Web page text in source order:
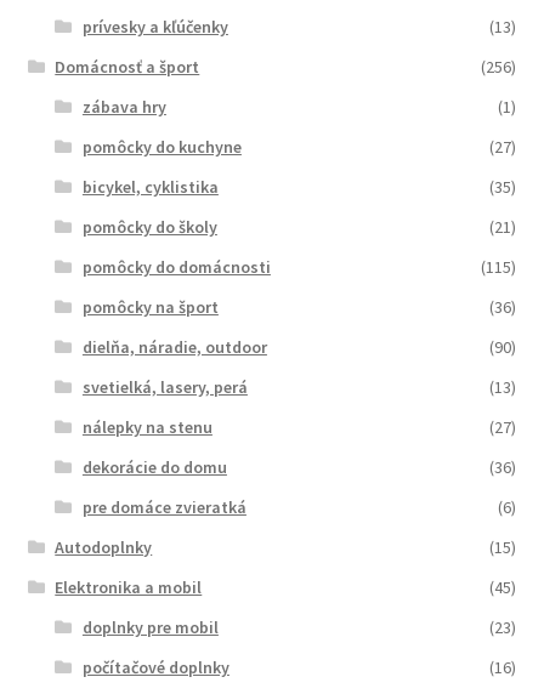
prívesky a kľúčenky
(13)
Domácnosť a šport
(256)
zábava hry
(1)
pomôcky do kuchyne
(27)
bicykel, cyklistika
(35)
pomôcky do školy
(21)
pomôcky do domácnosti
(115)
pomôcky na šport
(36)
dielňa, náradie, outdoor
(90)
svetielká, lasery, perá
(13)
nálepky na stenu
(27)
dekorácie do domu
(36)
pre domáce zvieratká
(6)
Autodoplnky
(15)
Elektronika a mobil
(45)
doplnky pre mobil
(23)
počítačové doplnky
(16)